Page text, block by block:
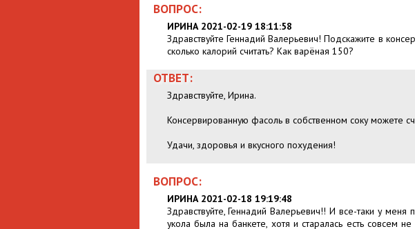
ВОПРОС:
ИРИНА 2021-02-19 18:11:58
Здравствуйте Геннадий Валерьевич! Подскажите в
сколько калорий считать? Как варёная 150?
ОТВЕТ:
Здравствуйте, Ирина.
Консервированную фасоль в собственном соку можете
Удачи, здоровья и вкусного похудения!
ВОПРОС:
ИРИНА 2021-02-18 19:19:48
Здравствуйте, Геннадий Валерьевич!! И все-таки у
укола была на банкете, хотя и старалась есть совсем